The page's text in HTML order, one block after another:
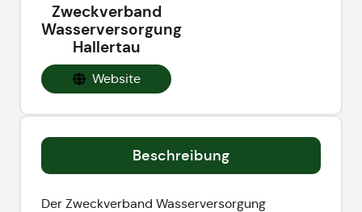
Zweckverband
Wasserversorgung
Hallertau
Website
Beschreibung
Der Zweckverband Wasserversorgung